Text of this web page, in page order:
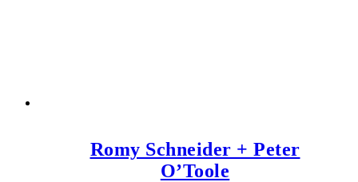
Romy Schneider + Peter
O’Toole